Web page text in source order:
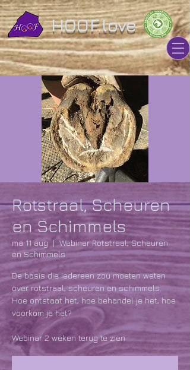
HOOF.love
Rotstraal, Scheuren
en Schimmels
ma 11 aug
  |
Webinar Rotstraal, Scheuren
en Schimmels
De basis die iedereen zou moeten weten
over rotstraal, scheuren en schimmels.
Hoe ontstaat het, hoe behandel je het, hoe
voorkom je het?
Webinar 2 weken terug te zien